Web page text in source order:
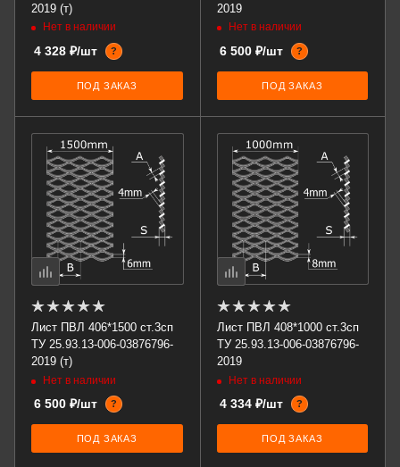
2019 (т)
Нет в наличии
4 328 ₽/шт ?
ПОД ЗАКАЗ
2019
Нет в наличии
6 500 ₽/шт ?
ПОД ЗАКАЗ
Лист ПВЛ 406*1500 ст.3сп
ТУ 25.93.13-006-03876796-
2019 (т)
Нет в наличии
6 500 ₽/шт ?
ПОД ЗАКАЗ
Лист ПВЛ 408*1000 ст.3сп
ТУ 25.93.13-006-03876796-
2019
Нет в наличии
4 334 ₽/шт ?
ПОД ЗАКАЗ